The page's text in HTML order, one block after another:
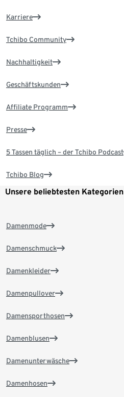
Karriere
Tchibo Community
Nachhaltigkeit
Geschäftskunden
Affiliate Programm
Presse
5 Tassen täglich – der Tchibo Podcast
Tchibo Blog
Unsere beliebtesten Kategorien
Damenmode
Damenschmuck
Damenkleider
Damenpullover
Damensporthosen
Damenblusen
Damenunterwäsche
Damenhosen